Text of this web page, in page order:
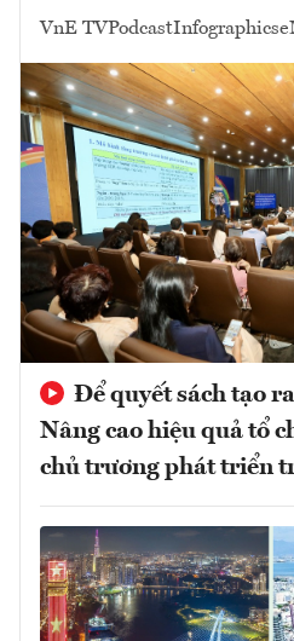
VnE TVPodcastInfographics
Để quyết sách tạo
Nâng cao hiệu quả tổ
chủ trương phát triển